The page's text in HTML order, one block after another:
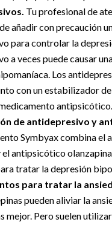
Tu profesional de
añadir con precaución
para controlar la
a veces puede causar
Los
con un estabilizador
antipsicótico.
de antidepresivo y
Symbyax combina el
antipsicótico
tratar la depresión
para tratar la
pueden aliviar la
mejor. Pero suelen